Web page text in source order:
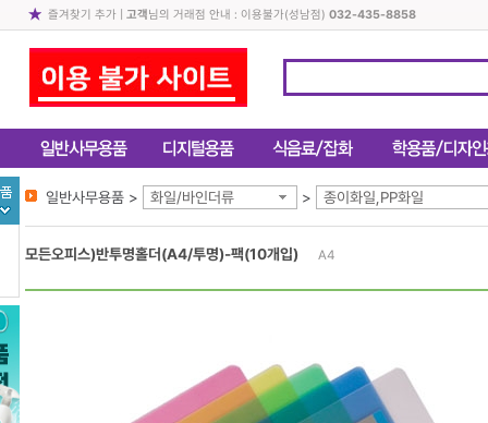
즐겨찾기 추가| 고객님의 거래점 안내 : 이용불가(성남점) 032-435-8858
일반사무용품 > 화일/바인더류 > 종이화일,PP화일
모든오피스)반투명홀더(A4/투명)-팩(10개입) A4